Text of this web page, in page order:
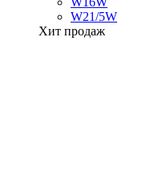
W21/5W
Хит продаж